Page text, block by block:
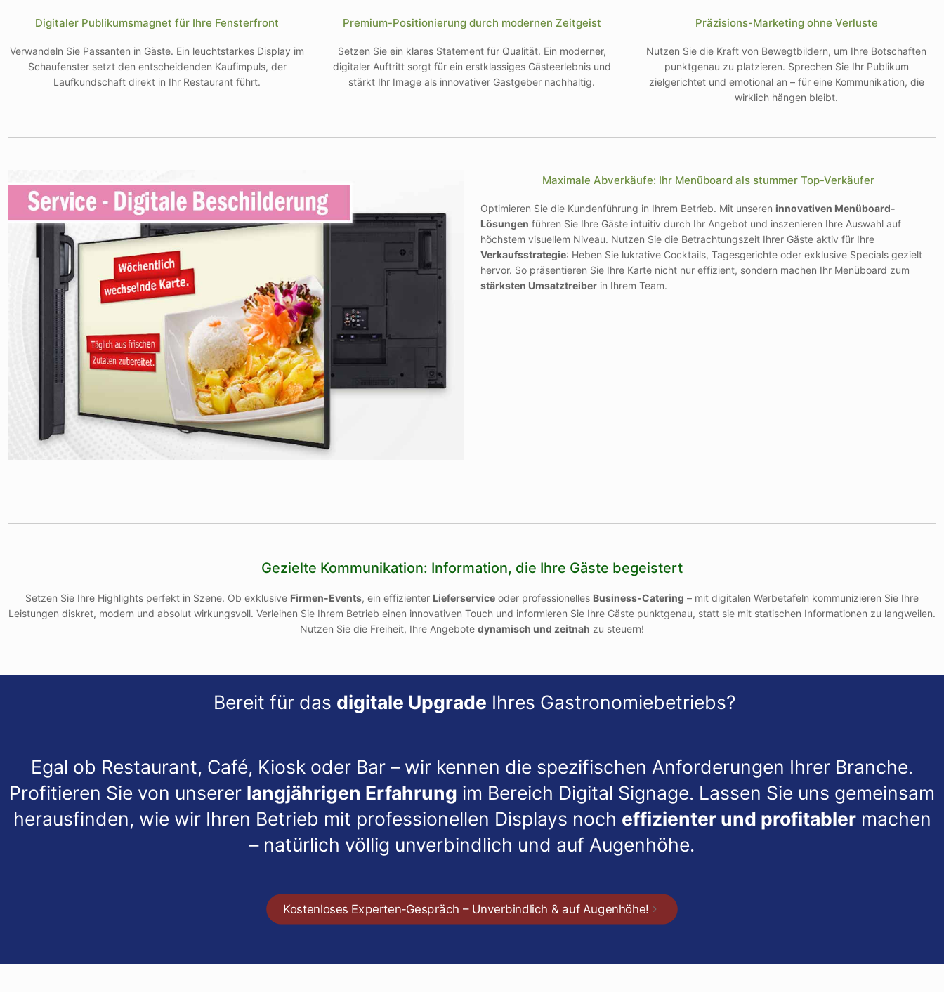
Digitaler Publikumsmagnet für Ihre Fensterfront
Verwandeln Sie Passanten in Gäste. Ein leuchtstarkes Display im
Schaufenster setzt den entscheidenden Kaufimpuls, der
Laufkundschaft direkt in Ihr Restaurant führt.
Premium-Positionierung durch modernen Zeitgeist
Setzen Sie ein klares Statement für Qualität. Ein moderner,
digitaler Auftritt sorgt für ein erstklassiges Gästeerlebnis und
stärkt Ihr Image als innovativer Gastgeber nachhaltig.
Präzisions-Marketing ohne Verluste
Nutzen Sie die Kraft von Bewegtbildern, um Ihre Botschaften
punktgenau zu platzieren. Sprechen Sie Ihr Publikum
zielgerichtet und emotional an – für eine Kommunikation, die
wirklich hängen bleibt.
Maximale Abverkäufe: Ihr Menüboard als stummer Top-Verkäufer
Optimieren Sie die Kundenführung in Ihrem Betrieb. Mit unseren innovativen Menüboard-
Lösungen führen Sie Ihre Gäste intuitiv durch Ihr Angebot und inszenieren Ihre Auswahl auf
höchstem visuellem Niveau. Nutzen Sie die Betrachtungszeit Ihrer Gäste aktiv für Ihre
Verkaufsstrategie: Heben Sie lukrative Cocktails, Tagesgerichte oder exklusive Specials gezielt
hervor. So präsentieren Sie Ihre Karte nicht nur effizient, sondern machen Ihr Menüboard zum
stärksten Umsatztreiber in Ihrem Team.
Gezielte Kommunikation: Information, die Ihre Gäste begeistert
Setzen Sie Ihre Highlights perfekt in Szene. Ob exklusive Firmen-Events, ein effizienter Lieferservice oder professionelles Business-Catering – mit digitalen Werbetafeln kommunizieren Sie Ihre
Leistungen diskret, modern und absolut wirkungsvoll. Verleihen Sie Ihrem Betrieb einen innovativen Touch und informieren Sie Ihre Gäste punktgenau, statt sie mit statischen Informationen zu langweilen.
Nutzen Sie die Freiheit, Ihre Angebote dynamisch und zeitnah zu steuern!
Bereit für das digitale Upgrade Ihres Gastronomiebetriebs?
Egal ob Restaurant, Café, Kiosk oder Bar – wir kennen die spezifischen Anforderungen Ihrer Branche.
Profitieren Sie von unserer langjährigen Erfahrung im Bereich Digital Signage. Lassen Sie uns gemeinsam
herausfinden, wie wir Ihren Betrieb mit professionellen Displays noch effizienter und profitablermachen
– natürlich völlig unverbindlich und auf Augenhöhe.
Kostenloses Experten-Gespräch – Unverbindlich & auf Augenhöhe!